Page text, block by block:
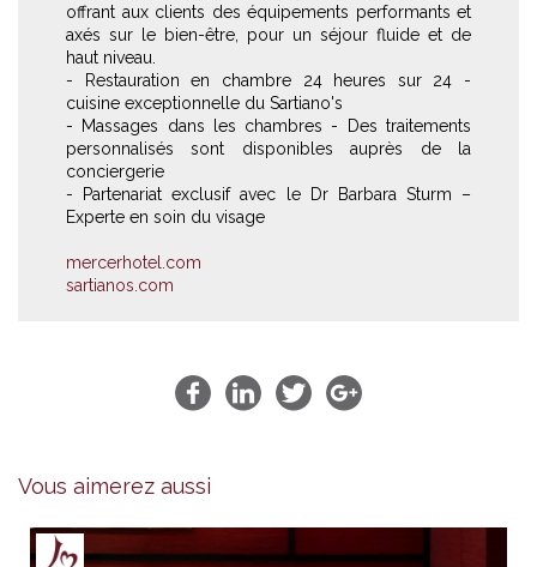
offrant aux clients des équipements performants et
axés sur le bien-être, pour un séjour fluide et de
haut niveau.
- Restauration en chambre 24 heures sur 24 -
cuisine exceptionnelle du Sartiano's
- Massages dans les chambres - Des traitements
personnalisés sont disponibles auprès de la
conciergerie
- Partenariat exclusif avec le Dr Barbara Sturm –
Experte en soin du visage
mercerhotel.com
sartianos.com
Vous aimerez aussi